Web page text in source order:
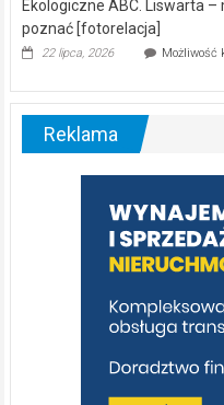
Ekologiczne ABC. Liswarta
poznać [fotorelacja]
22 lipca, 2026 Możliwość
Reklama